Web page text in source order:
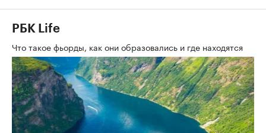
РБК Life
Что такое фьорды, как они образовались и где находятся